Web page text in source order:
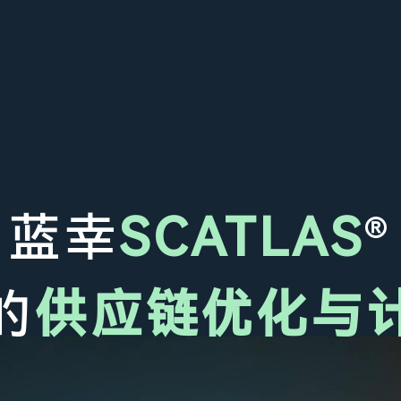
蓝幸SCATLAS®
供应链优化与